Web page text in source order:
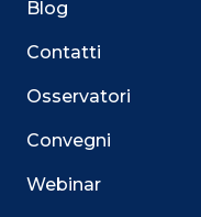
Blog
Contatti
Osservatori
Convegni
Webinar